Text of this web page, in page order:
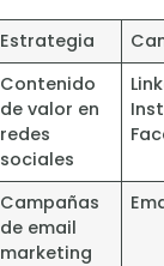
Estrategia
Contenido
de valor en
redes
sociales
Campañas
de email
marketing